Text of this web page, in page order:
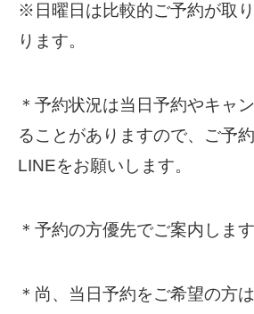
※日曜日は比較的ご予約が取
ります。
＊予約状況は当日予約やキャ
ることがありますので、ご予
LINEをお願いします。
＊予約の方優先でご案内します
＊尚、当日予約をご希望の方